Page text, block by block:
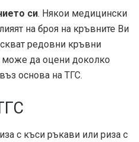
си. Някои медицински
на броя на кръвните Ви
редовни кръвни
може да оцени доколко
основа на ТГС.
с къси ръкави или риза с